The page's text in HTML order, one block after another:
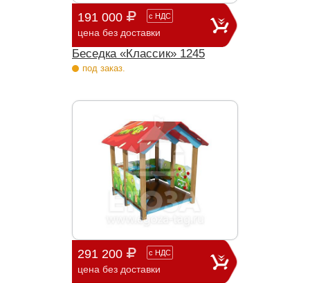
191 000 с НДС
цена без доставки
Беседка «Классик» 1245
под заказ.
291 200 с НДС
цена без доставки